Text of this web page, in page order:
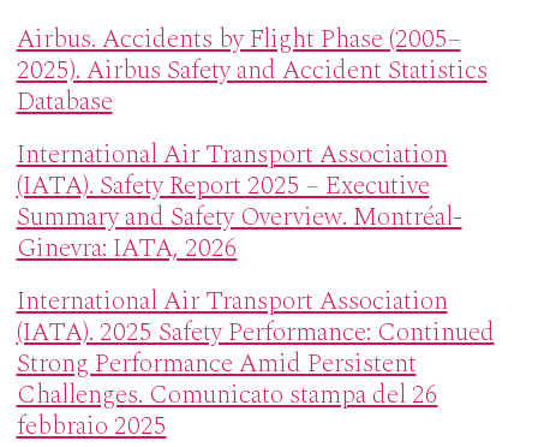
Airbus. Accidents by Flight Phase (2005–
2025). Airbus Safety and Accident Statistics
Database
International Air Transport Association
(IATA). Safety Report 2025 – Executive
Summary and Safety Overview. Montréal-
Ginevra: IATA, 2026
International Air Transport Association
(IATA). 2025 Safety Performance: Continued
Strong Performance Amid Persistent
Challenges. Comunicato stampa del 26
febbraio 2025